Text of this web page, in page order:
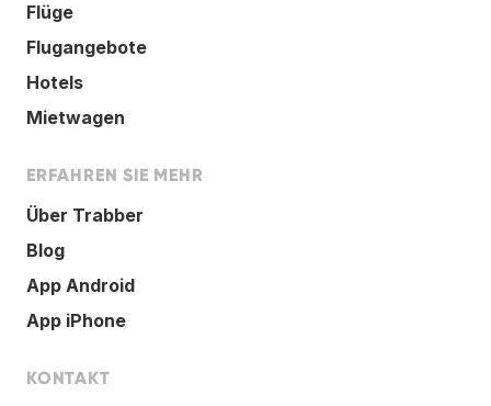
Flüge
Flugangebote
Hotels
Mietwagen
ERFAHREN SIE MEHR
Über Trabber
Blog
App Android
App iPhone
KONTAKT